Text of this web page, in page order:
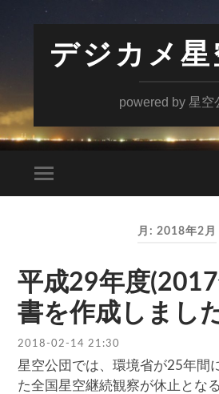
デジカメ星
powered by 星空
バ
ー
を
切
り
替
え
月: 2018年2月
平成29年度
書を作成しまし
2018-02-14 21:30
星空公団では、環境省が25年間
た全国星空継続観察が休止とな